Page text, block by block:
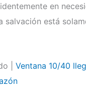
en
salvación está
|
Ventana 10/40